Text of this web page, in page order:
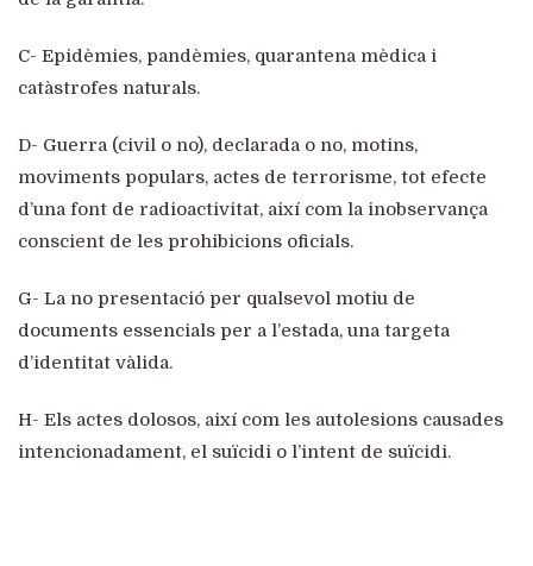
C- Epidèmies, pandèmies, quarantena mèdica i
catàstrofes naturals.
D- Guerra (civil o no), declarada o no, motins,
moviments populars, actes de terrorisme, tot efecte
d’una font de radioactivitat, així com la inobservança
conscient de les prohibicions oficials.
G- La no presentació per qualsevol motiu de
documents essencials per a l’estada, una targeta
d’identitat vàlida.
H- Els actes dolosos, així com les autolesions causades
intencionadament, el suïcidi o l’intent de suïcidi.